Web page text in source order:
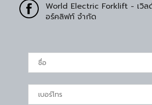
World Electric Forklift - เวิล
อร์คลิฟท์ จำกัด